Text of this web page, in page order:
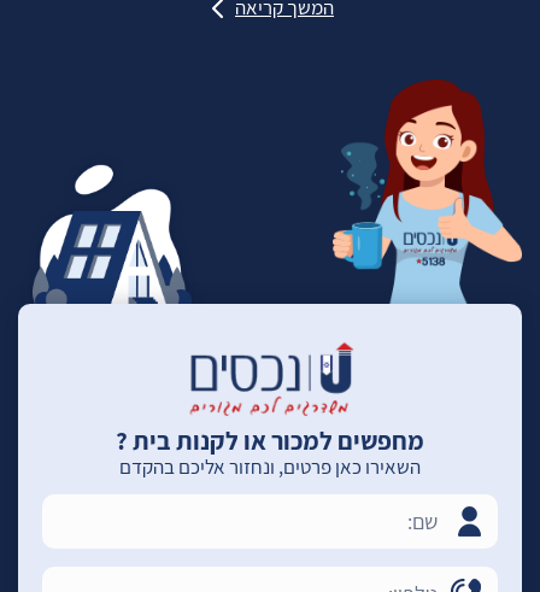
המשך קריאה
מחפשים למכור או לקנות בית ?
השאירו כאן פרטים, ונחזור אליכם בהקדם